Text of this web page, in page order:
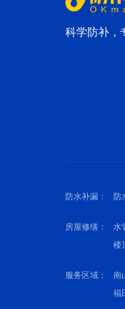
科学防补，
防水补漏： 防
房屋修缮： 水
楼
服务区域： 南
福